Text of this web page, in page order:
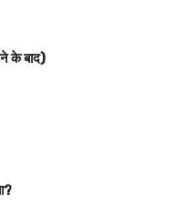
के बाद)